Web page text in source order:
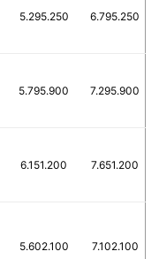
5.295.250 6.795.250
5.795.900 7.295.900
6.151.200 7.651.200
5.602.100 7.102.100